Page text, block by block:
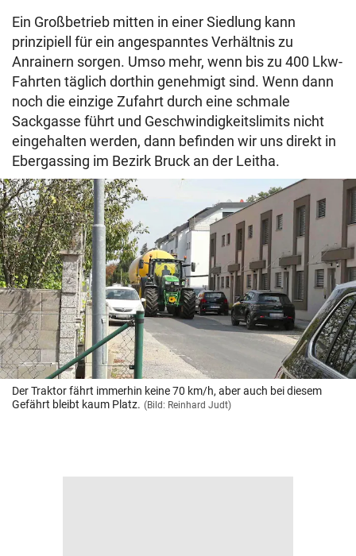
Ein Großbetrieb mitten in einer Siedlung kann
prinzipiell für ein angespanntes Verhältnis zu
Anrainern sorgen. Umso mehr, wenn bis zu 400 Lkw-
Fahrten täglich dorthin genehmigt sind. Wenn dann
noch die einzige Zufahrt durch eine schmale
Sackgasse führt und Geschwindigkeitslimits nicht
eingehalten werden, dann befinden wir uns direkt in
Ebergassing im Bezirk Bruck an der Leitha.
Der Traktor fährt immerhin keine 70 km/h, aber auch bei diesem
Gefährt bleibt kaum Platz. (Bild: Reinhard Judt)